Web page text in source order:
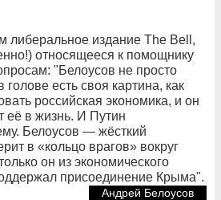
либеральное издание The Bell,
относящееся к помощнику
"Белоусов не просто
голове есть своя картина, как
российская экономика, и он
её в жизнь. И Путин
Белоусов — жёсткий
в «кольцо врагов» вокруг
он из экономического
присоединение Крыма".
Андрей Белоусов